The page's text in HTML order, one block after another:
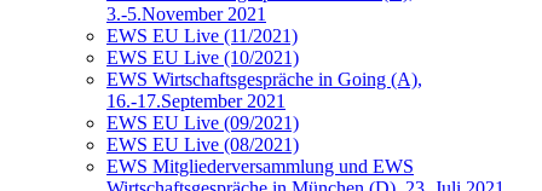
3.-5.November 2021
EWS EU Live (11/2021)
EWS EU Live (10/2021)
EWS Wirtschaftsgespräche in Going (A),
16.-17.September 2021
EWS EU Live (09/2021)
EWS EU Live (08/2021)
EWS Mitgliederversammlung und EWS